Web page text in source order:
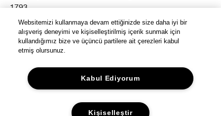
1793
Sık Sorulan Sorular
Youtube
Websitemizi kullanmaya devam ettiğinizde size daha iyi bir
alışveriş deneyimi ve kişiselleştirilmiş içerik sunmak için
kullandığımız bize ve üçüncü partilere ait çerezleri kabul
etmiş olursunuz.
Kabul Ediyorum
Kişiselleştir